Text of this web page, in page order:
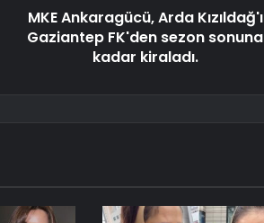
MKE Ankaragücü, Arda Kızıldağ'ı
Gaziantep FK'den sezon sonuna
kadar kiraladı.